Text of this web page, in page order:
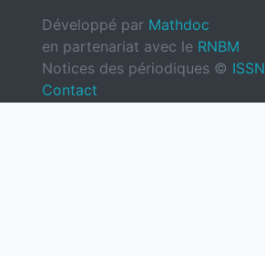
Développé par Mathdoc
en partenariat avec le RNBM
Notices des périodiques © ISSN
Contact